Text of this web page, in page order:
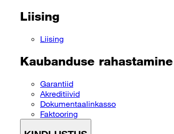
Liising
Liising
Kaubanduse rahastamine
Garantiid
Akreditiivid
Dokumentaalinkasso
Faktooring